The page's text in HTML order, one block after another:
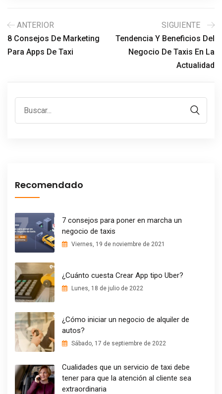
ANTERIOR
8 Consejos De Marketing
Para Apps De Taxi
SIGUIENTE
Tendencia Y Beneficios Del
Negocio De Taxis En La
Actualidad
Recomendado
7 consejos para poner en marcha un
negocio de taxis
Viernes, 19 de noviembre de 2021
¿Cuánto cuesta Crear App tipo Uber?
Lunes, 18 de julio de 2022
¿Cómo iniciar un negocio de alquiler de
autos?
Sábado, 17 de septiembre de 2022
Cualidades que un servicio de taxi debe
tener para que la atención al cliente sea
extraordinaria